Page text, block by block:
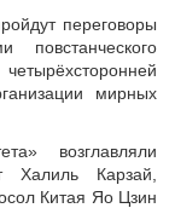
переговоры
повстанческого
мирных
возглавляли
Халиль Карзай,
Китая Яо Цзин